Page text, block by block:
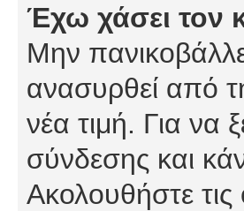
Έχω χάσει τον
Μην
ανασυρθεί από
νέα τιμή. Για να
σύνδεσης και
Ακολουθήστε τις